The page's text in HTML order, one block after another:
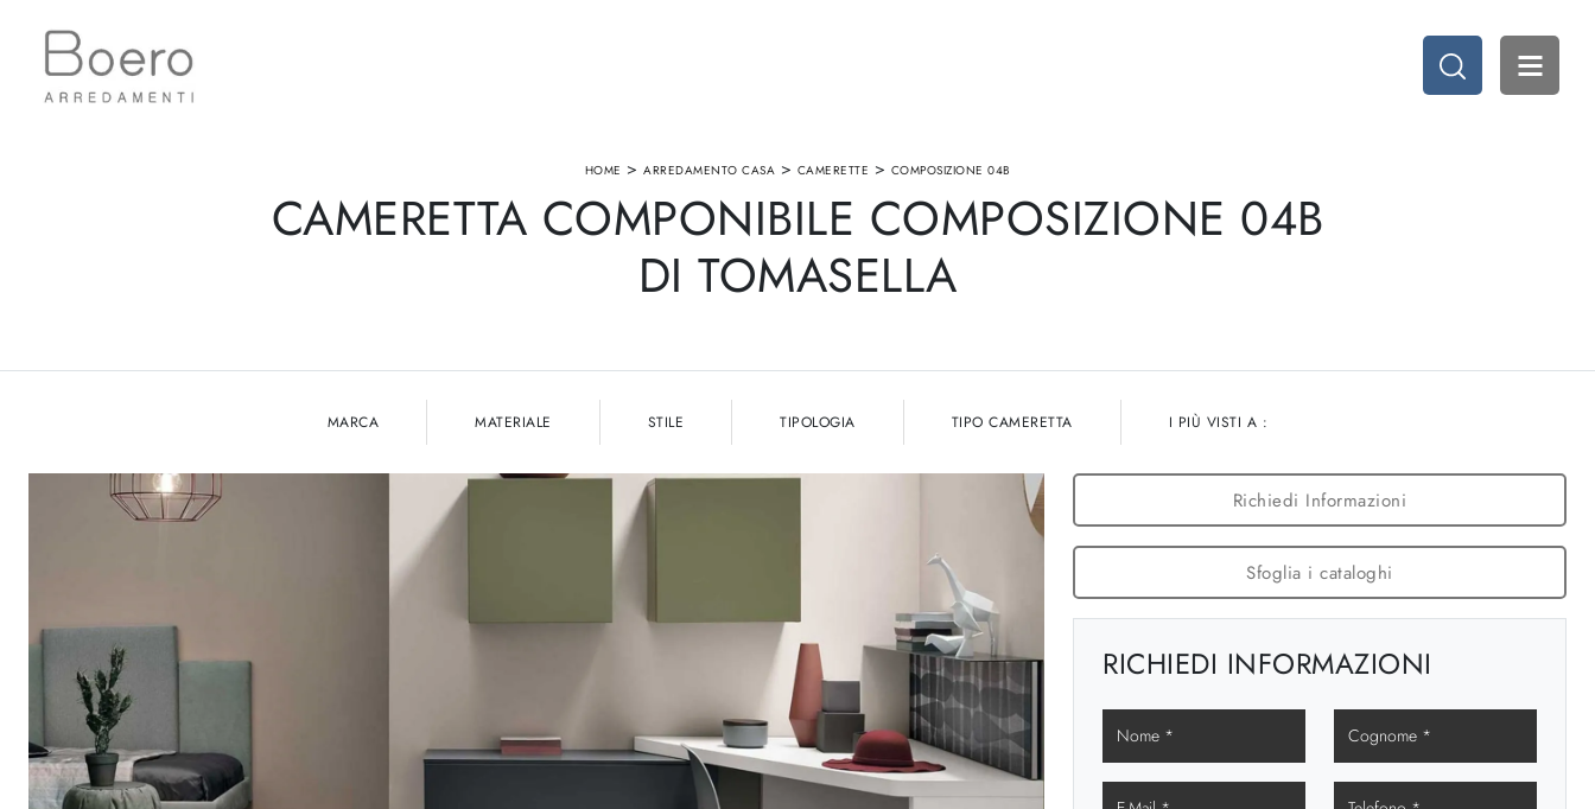
HOME > ARREDAMENTO CASA > CAMERETTE > COMPOSIZIONE 04B
CAMERETTA COMPONIBILE COMPOSIZIONE 04B
DI TOMASELLA
MARCA MATERIALE STILE TIPOLOGIA TIPO CAMERETTA I PIÙ VISTI A :
Richiedi Informazioni
Sfoglia i cataloghi
RICHIEDI INFORMAZIONI